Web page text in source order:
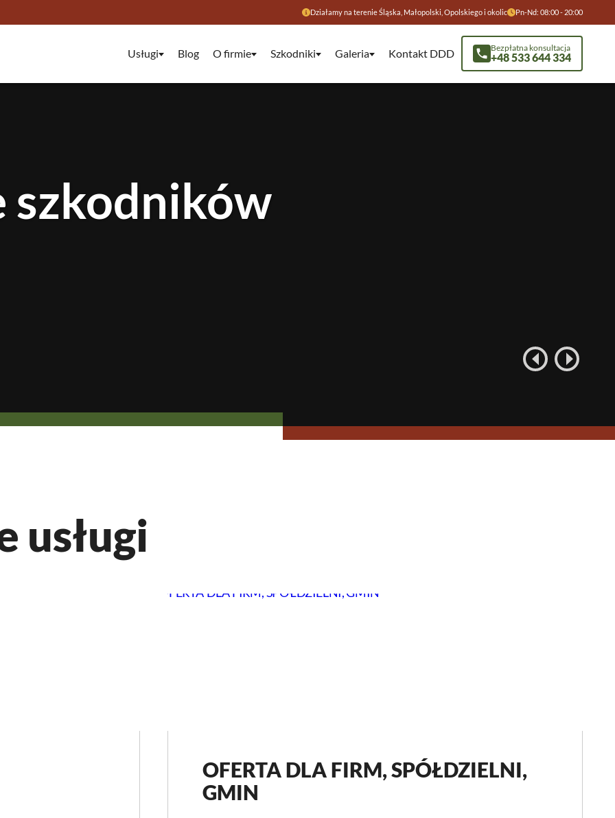
Działamy na terenie Śląska, Małopolski, Opolskiego i okolic Pn-Nd: 08:00 - 20:00
Usługi Blog O firmie Szkodniki Galeria Kontakt DDD Bezpłatna konsultacja
+48 533 644 334
szkodników
usługi
OFERTA DLA FIRM, SPÓŁDZIELNI,
GMIN